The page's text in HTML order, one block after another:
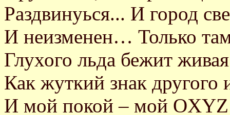
Раздвинуься... И город
И неизменен… Только
Глухого льда бежит
Как жуткий знак другого
И мой покой – мой